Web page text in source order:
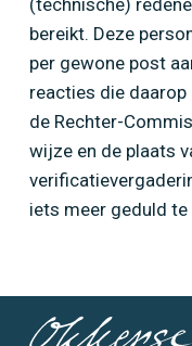
(technische)
bereikt. Deze
per gewone post
reacties die
de Rechter-
wijze en de plaats
iets meer geduld te